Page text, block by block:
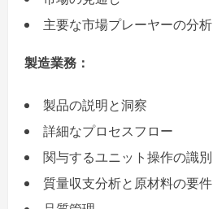
主要な市場プレーヤーの分析
製造業務：
製品の説明と洞察
詳細なプロセスフロー
関与するユニット操作の識別
質量収支分析と原材料の要件